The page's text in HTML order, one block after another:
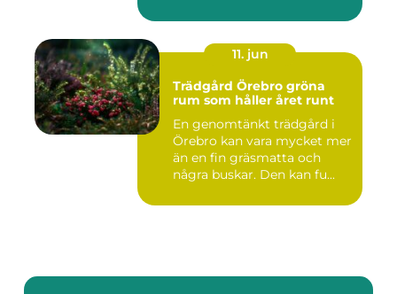
11. jun
Trädgård Örebro gröna
rum som håller året runt
En genomtänkt trädgård i
Örebro kan vara mycket mer
än en fin gräsmatta och
några buskar. Den kan fu...